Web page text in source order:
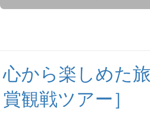
心から楽しめた
賞観戦ツアー］